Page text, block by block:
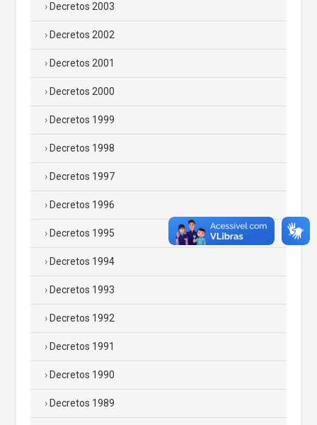
Decretos 2003
Decretos 2002
Decretos 2001
Decretos 2000
Decretos 1999
Decretos 1998
Decretos 1997
Decretos 1996
Decretos 1995
Decretos 1994
Decretos 1993
Decretos 1992
Decretos 1991
Decretos 1990
Decretos 1989